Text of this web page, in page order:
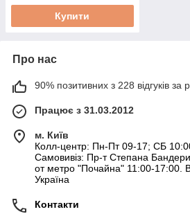
Купити
Про нас
90% позитивних з 228 відгуків за
Працює з 31.03.2012
м. Київ
Колл-центр: Пн-Пт 09-17; СБ
Самовивіз: Пр-т Степана
от метро "Почайна" 11:00-17:00.
Україна
Контакти